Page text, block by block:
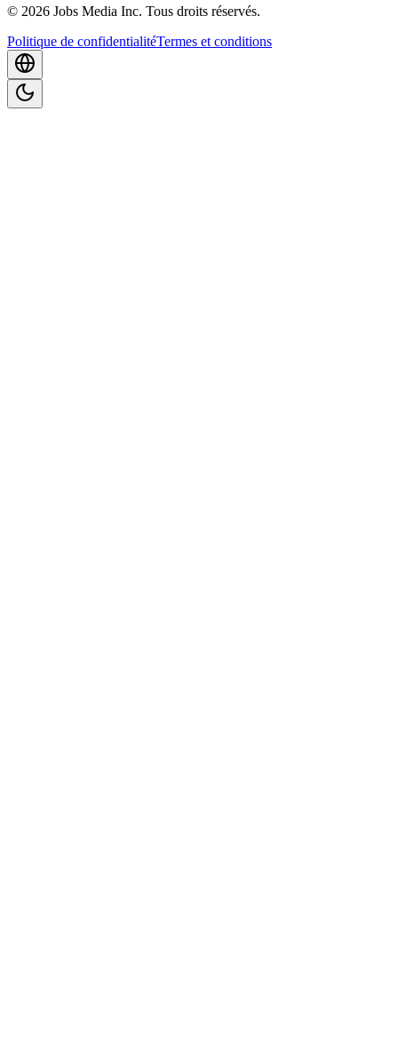
© 2026 Jobs Media Inc. Tous droits réservés.
Politique de confidentialitéTermes et conditions